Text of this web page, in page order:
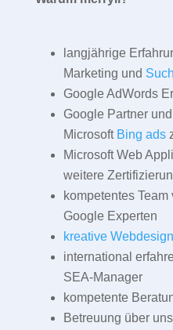
langjährige
Marketing und
Google AdWords
Google Partner und
Microsoft Bing ads
Microsoft Web
weitere
kompetentes
Google Experten
kreative
international
SEA-Manager
kompetente
Betreuung über